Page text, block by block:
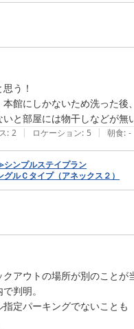
う！
館にしかないため洗った後
と部屋には物干しなどが無
: 2 | ロケーション: 5 | 朝食: -
ンプルステイプラン
ルＣタイプ（アネックス２）
アウトの場所が別のことが
判明。
定パーキングでないことも